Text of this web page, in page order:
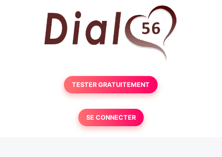
TESTER GRATUITEMENT
SE CONNECTER